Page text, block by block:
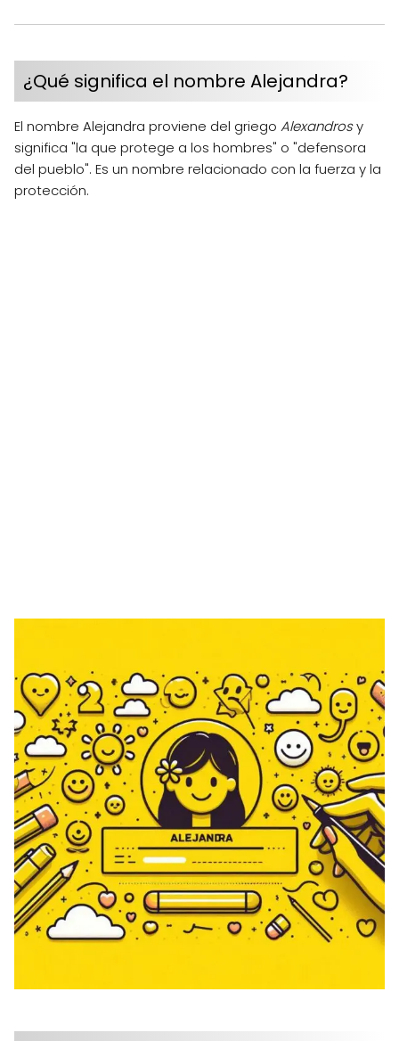
¿Qué significa el nombre Alejandra?
El nombre Alejandra proviene del griego Alexandrosy
significa "la que protege a los hombres" o "defensora
del pueblo". Es un nombre relacionado con la fuerza y la
protección.